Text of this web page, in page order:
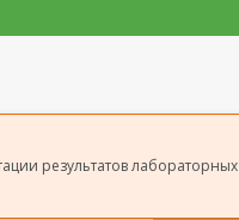
результатов лабораторных